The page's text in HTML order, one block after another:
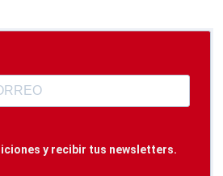
y recibir tus newsletters.